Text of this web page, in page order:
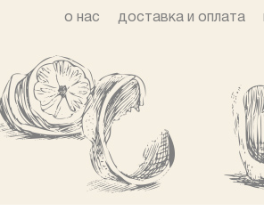
о нас доставка и оплата